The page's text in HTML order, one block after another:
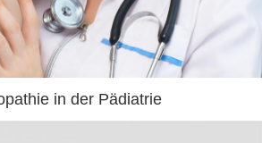
in der Pädiatrie